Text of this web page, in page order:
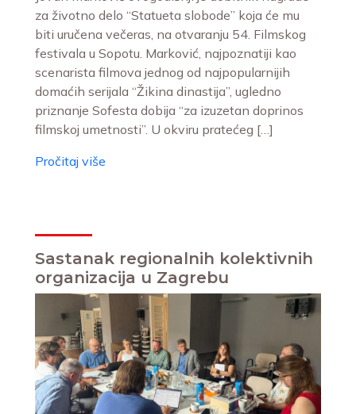
za životno delo “Statueta slobode” koja će mu
biti uručena večeras, na otvaranju 54. Filmskog
festivala u Sopotu. Marković, najpoznatiji kao
scenarista filmova jednog od najpopularnijih
domaćih serijala “Žikina dinastija”, ugledno
priznanje Sofesta dobija “za izuzetan doprinos
filmskoj umetnosti”. U okviru pratećeg […]
Pročitaj više
Sastanak regionalnih kolektivnih
organizacija u Zagrebu